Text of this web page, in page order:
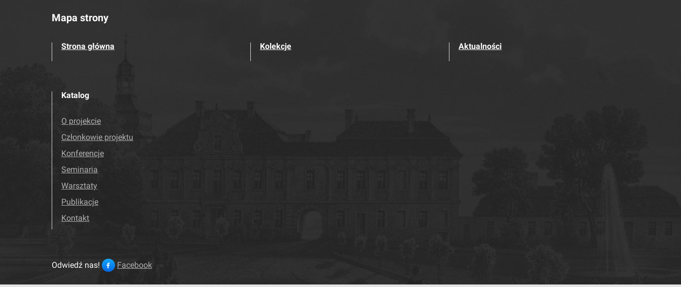
Mapa strony
Strona główna Kolekcje Aktualności
Katalog
O projekcie
Członkowie projektu
Konferencje
Seminaria
Warsztaty
Publikacje
Kontakt
Odwiedź nas! Facebook